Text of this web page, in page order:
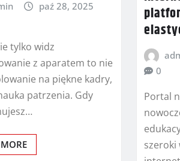
paź 28, 2025
tylko widz
z aparatem to nie
na piękne kadry,
patrzenia. Gdy
0
Portal
szeroki